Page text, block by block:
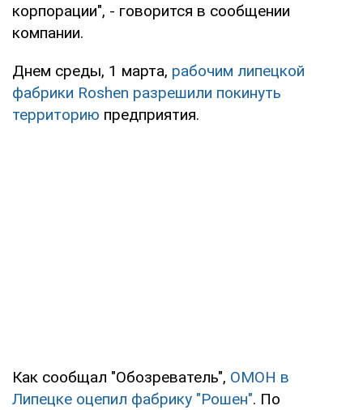
корпорации", - говорится в сообщении
компании.
Днем среды, 1 марта, рабочим липецкой
фабрики Roshen разрешили покинуть
территорию предприятия.
Как сообщал "Обозреватель", ОМОН в
Липецке оцепил фабрику "Рошен". По